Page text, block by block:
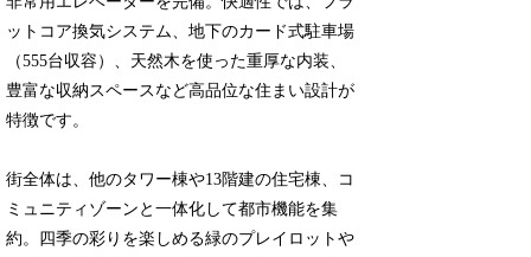
ットコア換気システム、地下のカード式駐車場
（555台収容）、天然木を使った重厚な内装、
豊富な収納スペースなど高品位な住まい設計が
特徴です。
街全体は、他のタワー棟や13階建の住宅棟、コ
ミュニティゾーンと一体化して都市機能を集
約。四季の彩りを楽しめる緑のプレイロットや